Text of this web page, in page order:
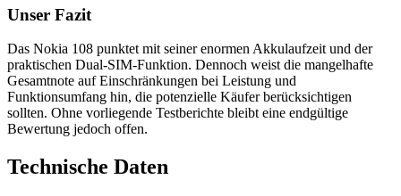
Unser Fazit
Das Nokia 108 punktet mit seiner enormen Akkulaufzeit und der
praktischen Dual-SIM-Funktion. Dennoch weist die mangelhafte
Gesamtnote auf Einschränkungen bei Leistung und
Funktionsumfang hin, die potenzielle Käufer berücksichtigen
sollten. Ohne vorliegende Testberichte bleibt eine endgültige
Bewertung jedoch offen.
Technische Daten